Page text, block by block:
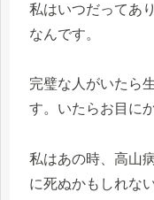
私はいつだってあ
なんです。
完璧な人がいたら
す。いたらお目に
私はあの時、高山
に死ぬかもしれな